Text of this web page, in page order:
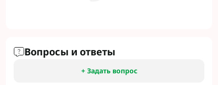
Вопросы и ответы
+ Задать вопрос